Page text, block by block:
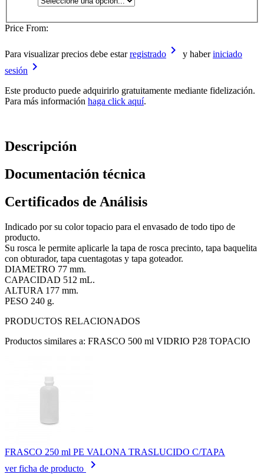
Price From:
Para visualizar precios debe estarregistrado keyboard_arrow_right y haberiniciado
sesión keyboard_arrow_right
Este producto puede adquirirlo gratuitamente mediante fidelización.
Para más información haga click aquí.
Descripción
Documentación técnica
Certificados de Análisis
Indicado por su color topacio para el envasado de todo tipo de
producto.
Su rosca le permite aplicarle la tapa de rosca precinto, tapa baquelita
con obturador, tapa cuentagotas y tapa goteador.
DIAMETRO 77 mm.
CAPACIDAD 512 mL.
ALTURA 177 mm.
PESO 240 g.
PRODUCTOS RELACIONADOS
Productos similares a: FRASCO 500 ml VIDRIO P28 TOPACIO
FRASCO 250 ml PE VALONA TRASLUCIDO C/TAPA
ver ficha de producto
keyboard_arrow_right